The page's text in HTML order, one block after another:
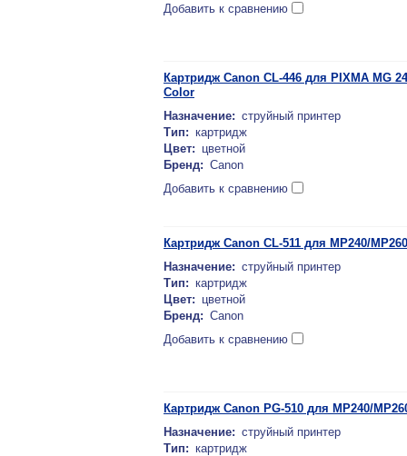
Добавить к сравнению
Картридж Canon CL-446 для PIXMA MG
Color
Назначение: струйный принтер
Тип: картридж
Цвет: цветной
Бренд: Canon
Добавить к сравнению
Картридж Canon CL-511 для MP240/
Назначение: струйный принтер
Тип: картридж
Цвет: цветной
Бренд: Canon
Добавить к сравнению
Картридж Canon PG-510 для MP240/
Назначение: струйный принтер
Тип: картридж